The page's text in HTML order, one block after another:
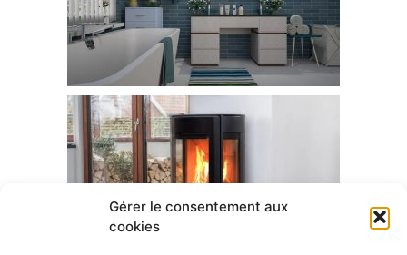
Gérer le consentement aux
cookies